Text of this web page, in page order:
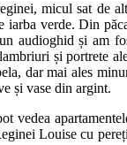
micul sat de
verde. Din
audioghid și am
și portrete
dar mai ales
și vase din argint.
vedea
Louise cu